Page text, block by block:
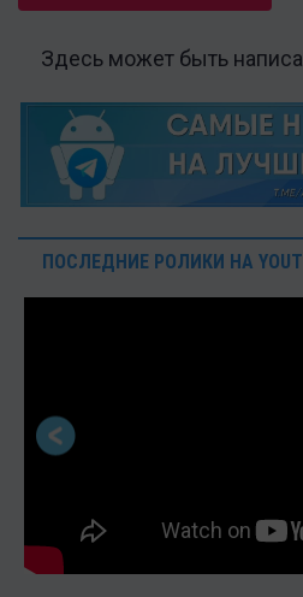
Здесь может быть
ПОСЛЕДНИЕ РОЛИКИ НА